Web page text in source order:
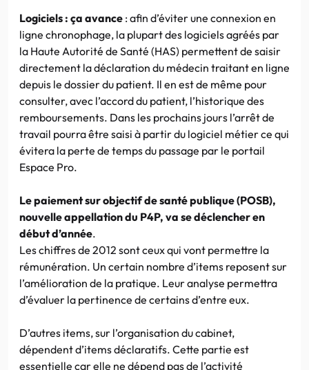
Logiciels : ça avance : afin d’éviter une connexion en
ligne chronophage, la plupart des logiciels agréés par
la Haute Autorité de Santé (HAS) permettent de saisir
directement la déclaration du médecin traitant en ligne
depuis le dossier du patient. Il en est de même pour
consulter, avec l’accord du patient, l’historique des
remboursements. Dans les prochains jours l’arrêt de
travail pourra être saisi à partir du logiciel métier ce qui
évitera la perte de temps du passage par le portail
Espace Pro.
Le paiement sur objectif de santé publique (POSB),
nouvelle appellation du P4P, va se déclencher en
début d’année.
Les chiffres de 2012 sont ceux qui vont permettre la
rémunération. Un certain nombre d’items reposent sur
l’amélioration de la pratique. Leur analyse permettra
d’évaluer la pertinence de certains d’entre eux.
D’autres items, sur l’organisation du cabinet,
dépendent d’items déclaratifs. Cette partie est
essentielle car elle ne dépend pas de l’activité